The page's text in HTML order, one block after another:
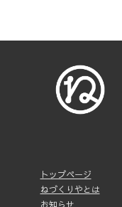
トップページ
ねづくりやとは
お知らせ